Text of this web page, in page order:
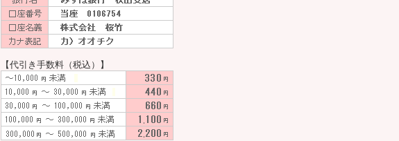
【代引き手数料（税込）】